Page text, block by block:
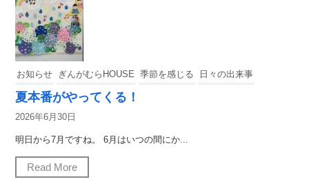
お知らせ ぎんがむらHOUSE 季節を感じる 日々の出来事
夏本番がやってくる！
2026年6月30日
明日から7月ですね。 6月はいつの間にか...
Read More